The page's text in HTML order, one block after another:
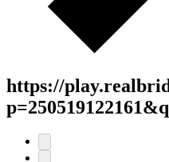
https://